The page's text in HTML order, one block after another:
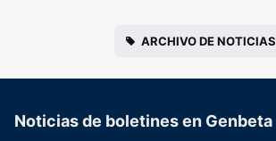
ARCHIVO DE NOTICIAS
Noticias de boletines en Genbeta